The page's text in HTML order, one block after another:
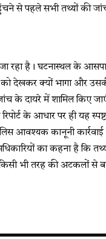
से पहले सभी तथ्यों की
रहा है। घटनास्थल के
को देखकर क्यों भागा और
के दायरे में शामिल किए
के आधार पर ही यह
आवश्यक कानूनी कार्रवाई
का कहना है कि
भी तरह की अटकलों से